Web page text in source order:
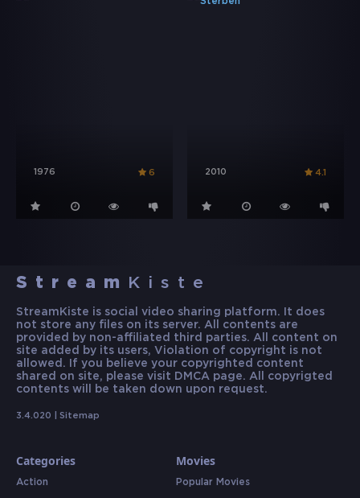
1976 6 2010 4.1
Stream Kiste
StreamKiste is social video sharing platform. It does
not store any files on its server. All contents are
provided by non-affiliated third parties. All content on
site added by its users, Violation of copyright is not
allowed. If you believe your copyrighted content
shared on site, please visit DMCA page. All copyrigted
contents will be taken down upon request.
3.4.020 | Sitemap
Categories
Action
Movies
Popular Movies